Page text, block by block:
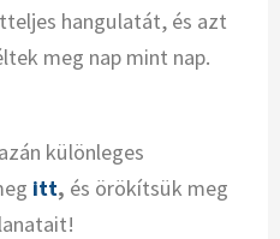
hangulatát, és azt
meg nap mint nap.
különleges
itt, és örökítsük meg